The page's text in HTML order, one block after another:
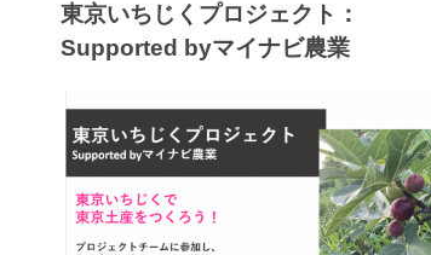
東京いちじくプロジェクト：
Supported byマイナビ農業